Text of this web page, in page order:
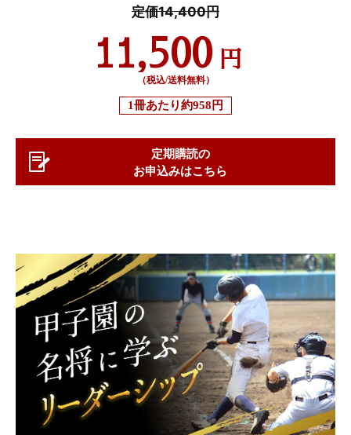
定価14,400円
11,500 円
（税込/送料無料）
1冊あたり約958円
定期購読の
お申込みはこちら